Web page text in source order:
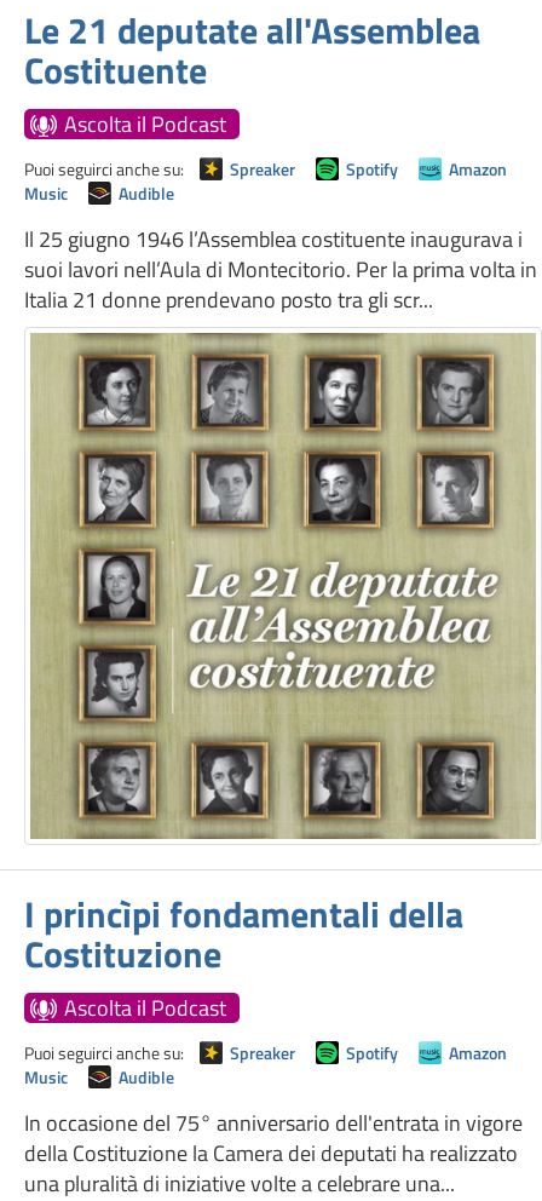
Le 21 deputate all'Assemblea
Costituente
Ascolta il Podcast
Puoi seguirci anche su: Spreaker Spotify
Amazon
Music
Audible
Il 25 giugno 1946 l’Assemblea costituente inaugurava i
suoi lavori nell’Aula di Montecitorio. Per la prima volta in
Italia 21 donne prendevano posto tra gli scr...
I princìpi fondamentali della
Costituzione
Ascolta il Podcast
Puoi seguirci anche su: Spreaker Spotify
Amazon
Music
Audible
In occasione del 75° anniversario dell'entrata in vigore
della Costituzione la Camera dei deputati ha realizzato
una pluralità di iniziative volte a celebrare una...